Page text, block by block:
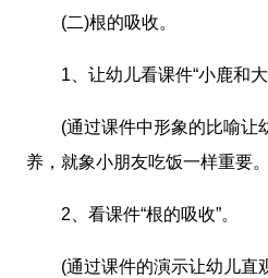
(二)根的吸收。
1、让幼儿看课件“小鹿和大
(通过课件中形象的比喻让
养，就象小朋友吃饭一样重要
2、看课件“根的吸收”。
(通过课件的演示让幼儿直